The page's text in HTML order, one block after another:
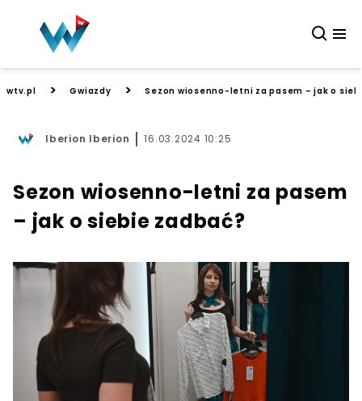
wtv.pl > Gwiazdy > Sezon wiosenno-letni za pasem – jak o
Iberion Iberion 16.03.2024 10:25
Sezon wiosenno-letni za pasem
– jak o siebie zadbać?